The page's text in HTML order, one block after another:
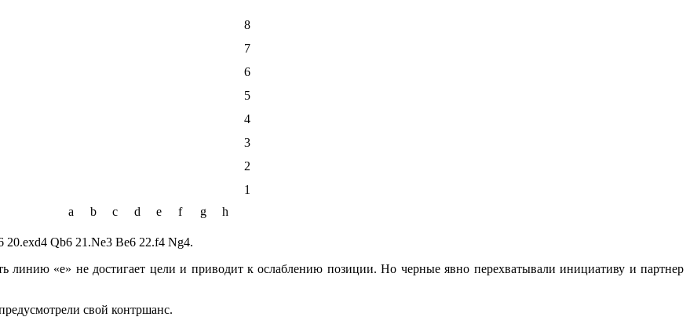
8
7
6
5
4
3
2
1
a
b c d e f g h
Qb6 21.Ne3 Be6 22.f4 Ng4.
линию «e» не достигает цели и приводит к ослаблению позиции. Но черные явно перехватывали инициативу и партнер
свой контршанс.